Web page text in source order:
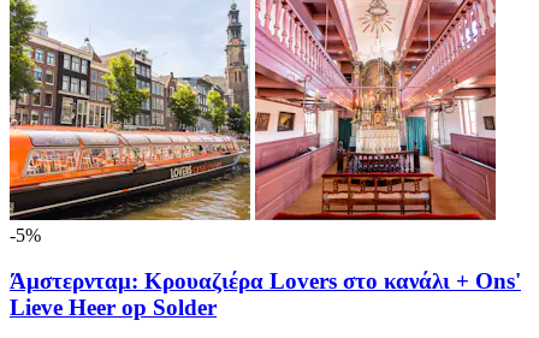
-5%
Άμστερνταμ: Κρουαζιέρα Lovers στο κανάλι + Ons'
Lieve Heer op Solder